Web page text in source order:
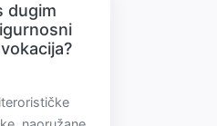
dugim